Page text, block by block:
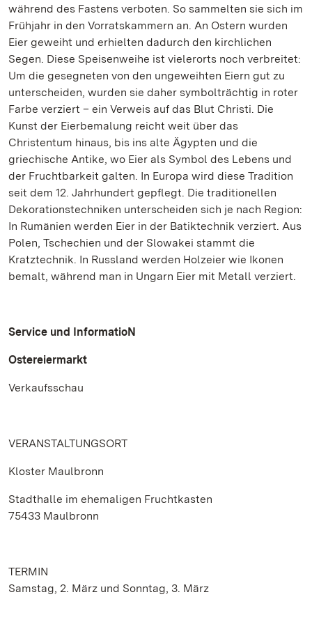
während des Fastens verboten. So sammelten sie sich im
Frühjahr in den Vorratskammern an. An Ostern wurden
Eier geweiht und erhielten dadurch den kirchlichen
Segen. Diese Speisenweihe ist vielerorts noch verbreitet:
Um die gesegneten von den ungeweihten Eiern gut zu
unterscheiden, wurden sie daher symbolträchtig in roter
Farbe verziert – ein Verweis auf das Blut Christi. Die
Kunst der Eierbemalung reicht weit über das
Christentum hinaus, bis ins alte Ägypten und die
griechische Antike, wo Eier als Symbol des Lebens und
der Fruchtbarkeit galten. In Europa wird diese Tradition
seit dem 12. Jahrhundert gepflegt. Die traditionellen
Dekorationstechniken unterscheiden sich je nach Region:
In Rumänien werden Eier in der Batiktechnik verziert. Aus
Polen, Tschechien und der Slowakei stammt die
Kratztechnik. In Russland werden Holzeier wie Ikonen
bemalt, während man in Ungarn Eier mit Metall verziert.
Service und InformatioN
Ostereiermarkt
Verkaufsschau
VERANSTALTUNGSORT
Kloster Maulbronn
Stadthalle im ehemaligen Fruchtkasten
75433 Maulbronn
TERMIN
Samstag, 2. März und Sonntag, 3. März